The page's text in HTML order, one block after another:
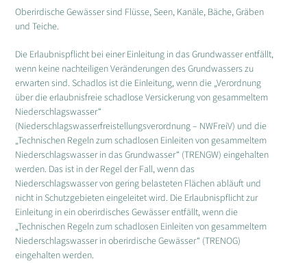
Oberirdische Gewässer sind Flüsse, Seen, Kanäle, Bäche, Gräben
und Teiche.
Die Erlaubnispflicht bei einer Einleitung in das Grundwasser entfällt,
wenn keine nachteiligen Veränderungen des Grundwassers zu
erwarten sind. Schadlos ist die Einleitung, wenn die „Verordnung
über die erlaubnisfreie schadlose Versickerung von gesammeltem
Niederschlagswasser“
(Niederschlagswasserfreistellungsverordnung – NWFreiV) und die
„Technischen Regeln zum schadlosen Einleiten von gesammeltem
Niederschlagswasser in das Grundwasser“ (TRENGW) eingehalten
werden. Das ist in der Regel der Fall, wenn das
Niederschlagswasser von gering belasteten Flächen abläuft und
nicht in Schutzgebieten eingeleitet wird. Die Erlaubnispflicht zur
Einleitung in ein oberirdisches Gewässer entfällt, wenn die
„Technischen Regeln zum schadlosen Einleiten von gesammeltem
Niederschlagswasser in oberirdische Gewässer“ (TRENOG)
eingehalten werden.